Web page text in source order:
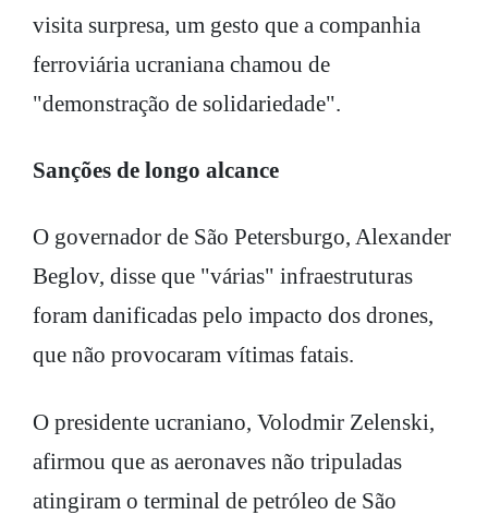
visita surpresa, um gesto que a companhia
ferroviária ucraniana chamou de
"demonstração de solidariedade".
Sanções de longo alcance
O governador de São Petersburgo, Alexander
Beglov, disse que "várias" infraestruturas
foram danificadas pelo impacto dos drones,
que não provocaram vítimas fatais.
O presidente ucraniano, Volodmir Zelenski,
afirmou que as aeronaves não tripuladas
atingiram o terminal de petróleo de São